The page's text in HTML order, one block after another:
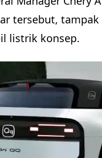
tersebut, tampak
listrik konsep.